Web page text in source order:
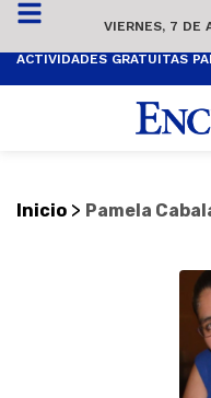
VIERNES, 7 DE
Inicio > Pamela